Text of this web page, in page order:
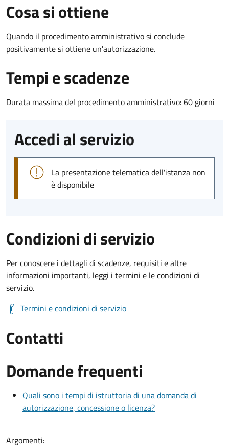
Cosa si ottiene
Quando il procedimento amministrativo si conclude
positivamente si ottiene un'autorizzazione.
Tempi e scadenze
Durata massima del procedimento amministrativo: 60 giorni
Accedi al servizio
La presentazione telematica dell'istanza non
è disponibile
Condizioni di servizio
Per conoscere i dettagli di scadenze, requisiti e altre
informazioni importanti, leggi i termini e le condizioni di
servizio.
Termini e condizioni di servizio
Contatti
Domande frequenti
Quali sono i tempi di istruttoria di una domanda di
autorizzazione, concessione o licenza?
Argomenti: